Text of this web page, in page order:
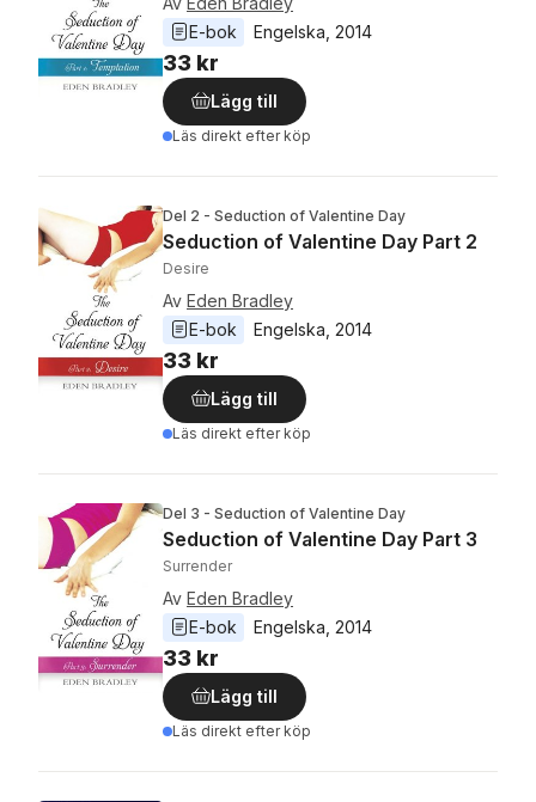
E-bok
Engelska, 2014
33 kr
Lägg till
Läs direkt efter köp
Del 2 - Seduction of Valentine Day
Seduction of Valentine Day Part 2
Desire
Av Eden Bradley
E-bok
Engelska, 2014
33 kr
Lägg till
Läs direkt efter köp
Del 3 - Seduction of Valentine Day
Seduction of Valentine Day Part 3
Surrender
Av Eden Bradley
E-bok
Engelska, 2014
33 kr
Lägg till
Läs direkt efter köp